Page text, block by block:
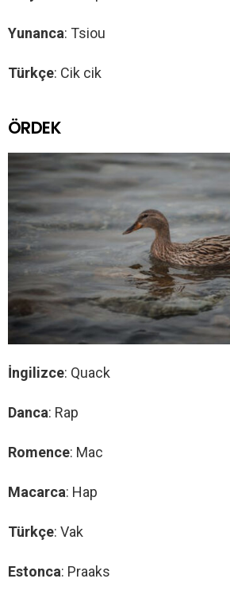
Yunanca: Tsiou
Türkçe: Cik cik
ÖRDEK
İngilizce: Quack
Danca: Rap
Romence: Mac
Macarca: Hap
Türkçe: Vak
Estonca: Praaks